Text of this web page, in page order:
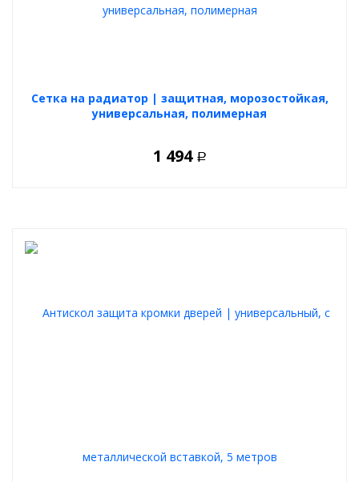
Cетка на радиатор | защитная, морозостойкая,
универсальная, полимерная
1 494 Р